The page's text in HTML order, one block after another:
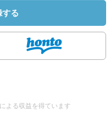
する
よる収益を得ています